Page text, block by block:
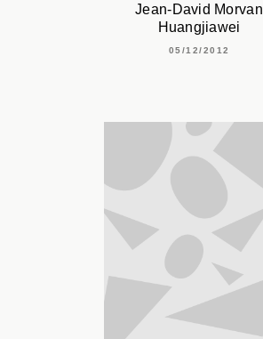
Jean-David Morvan
Huangjiawei
05/12/2012